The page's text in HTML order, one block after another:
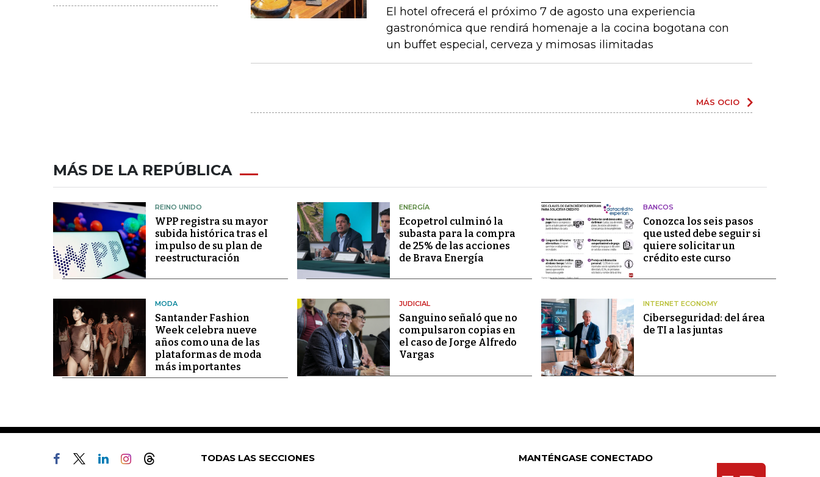
El hotel ofrecerá el próximo 7 de agosto una experiencia
gastronómica que rendirá homenaje a la cocina bogotana con
un buffet especial, cerveza y mimosas ilimitadas
MÁS OCIO
MÁS DE LA REPÚBLICA
REINO UNIDO
WPP registra su mayor
subida histórica tras el
impulso de su plan de
reestructuración
ENERGÍA
Ecopetrol culminó la
subasta para la compra
de 25% de las acciones
de Brava Energía
BANCOS
Conozca los seis pasos
que usted debe seguir si
quiere solicitar un
crédito este curso
MODA
Santander Fashion
Week celebra nueve
años como una de las
plataformas de moda
más importantes
JUDICIAL
Sanguino señaló que no
compulsaron copias en
el caso de Jorge Alfredo
Vargas
INTERNET ECONOMY
Ciberseguridad: del área
de TI a las juntas
TODAS LAS SECCIONES MANTÉNGASE CONECTADO